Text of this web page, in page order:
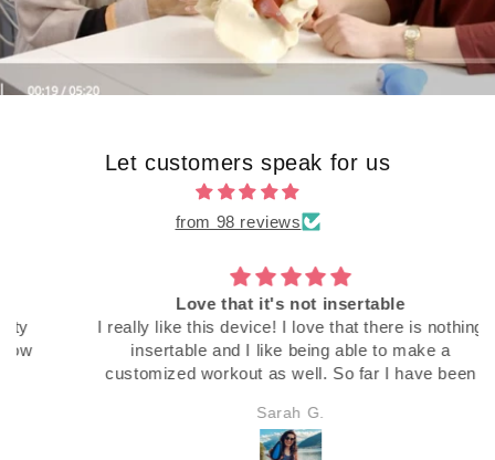
Let customers speak for us
from 98 reviews
Love that it's not insertable
I really like this device! I love that there is nothing
insertable and I like being able to make a
customized workout as well. So far I have been
Sarah G.